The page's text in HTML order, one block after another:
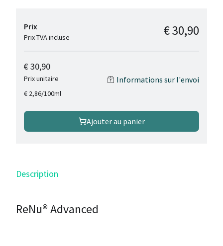
Prix
Prix TVA incluse € 30,90
€ 30,90
Prix unitaire
€ 2,86/100ml
Informations sur l'envoi
Ajouter au panier
Description
ReNu® Advanced